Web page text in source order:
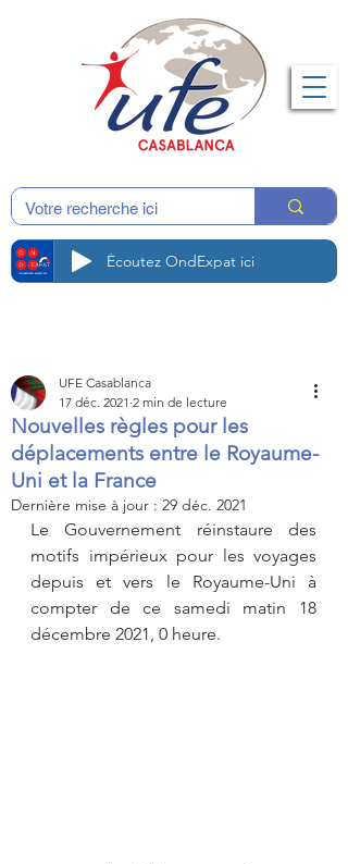
Écoutez OndExpat ici
Nouvelles règles pour les
déplacements entre le Royaume-
Uni et la France
UFE Casablanca
17 déc. 2021 2 min de lecture
Dernière mise à jour : 29 déc. 2021
Le Gouvernement réinstaure des
motifs impérieux pour les voyages
depuis et vers le Royaume-Uni à
compter de ce samedi matin 18
décembre 2021, 0 heure.